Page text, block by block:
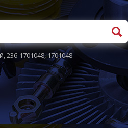
,236-1701048,1701048